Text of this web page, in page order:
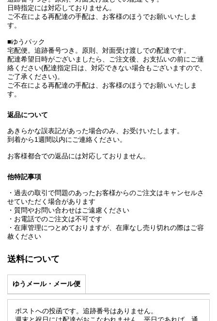
日時指定には対応しておりません。
ご不在による再配達の手配は、お客様のほうでお願いいたしま
す。
■ゆうパック
宅配便。追跡番号つき。原則、対面受け渡しでの配達です。
配達希望日時がございましたら、ご注文後、お支払いの前にご連
絡ください(配達指定日は、対応できない場合もございますので、
ご了承ください)。
ご不在による再配達の手配は、お客様のほうでお願いいたしま
す。
返品について
あきらかな誤表記があった場合のみ、お受けいたします。
到着から1週間以内にご連絡ください。
お客様都合での返品には対応しておりません。
他特記事項
・過去の取引で問題のあったお客様からのご注文はキャンセルさ
せていただく場合があります
・質問やお問い合わせはご遠慮ください
・お電話でのご注文は不可です
・在庫管理につとめておりますが、在庫なし売り切れの際はご容
赦ください
送料について
ゆうメール・メール便
ポストへの投函です。追跡番号はありません。